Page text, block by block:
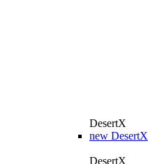
DesertX
new DesertX
DesertX